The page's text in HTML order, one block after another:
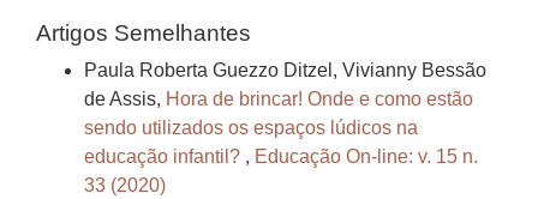
Artigos Semelhantes
Paula Roberta Guezzo Ditzel, Vivianny Bessão
de Assis, Hora de brincar! Onde e como estão
sendo utilizados os espaços lúdicos na
educação infantil? , Educação On-line: v. 15 n.
33 (2020)